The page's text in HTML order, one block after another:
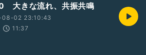
大きな流れ、共振共鳴
08-02 23:10:43
11:37